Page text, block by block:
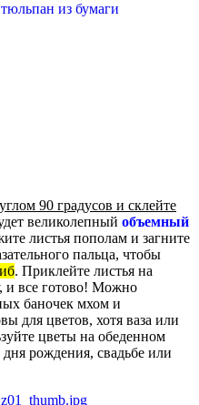
90 градусов и склейте
великолепный объемный
листья пополам и загните
пальца, чтобы
. Приклейте листья на
и все готово! Можно
баночек мхом и
для цветов, хотя ваза или
цветы на обеденном
рождения, свадьбе или